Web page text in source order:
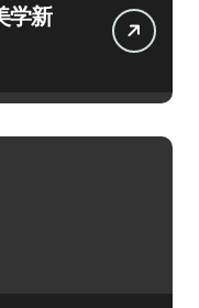
学新